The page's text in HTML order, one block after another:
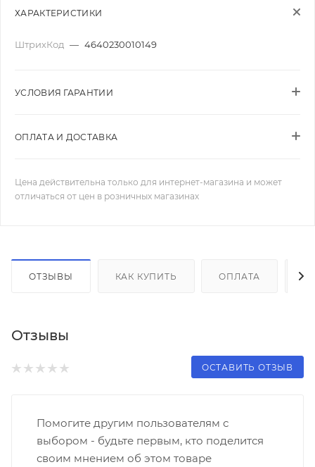
ХАРАКТЕРИСТИКИ
ШтрихКод — 4640230010149
УСЛОВИЯ ГАРАНТИИ
ОПЛАТА И ДОСТАВКА
Цена действительна только для интернет-магазина и может
отличаться от цен в розничных магазинах
ОТЗЫВЫ КАК КУПИТЬ ОПЛАТА
Отзывы
ОСТАВИТЬ ОТЗЫВ
Помогите другим пользователям с
выбором - будьте первым, кто поделится
своим мнением об этом товаре